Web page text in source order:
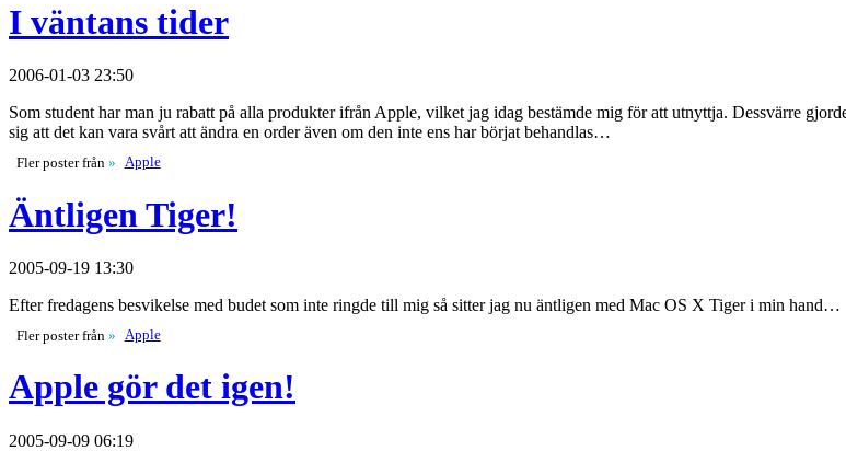
I väntans tider
2006-01-03 23:50
Som student har man ju rabatt på alla produkter ifrån Apple, vilket jag idag bestämde mig för att utnyttja. Dessvärre
sig att det kan vara svårt att ändra en order även om den inte ens har börjat behandlas…
Fler poster från» Apple
Äntligen Tiger!
2005-09-19 13:30
Efter fredagens besvikelse med budet som inte ringde till mig så sitter jag nu äntligen med Mac OS X Tiger i min hand…
Fler poster från» Apple
Apple gör det igen!
2005-09-09 06:19